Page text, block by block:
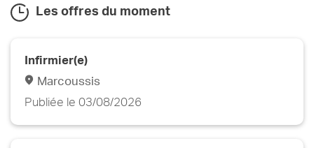
Les offres du moment
Infirmier(e)
Marcoussis
Publiée le 03/08/2026